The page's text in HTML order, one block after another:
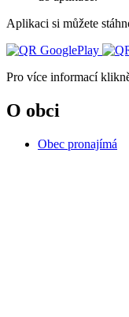
Aplikaci si můžete
Pro více informací
O obci
Obec pronajímá